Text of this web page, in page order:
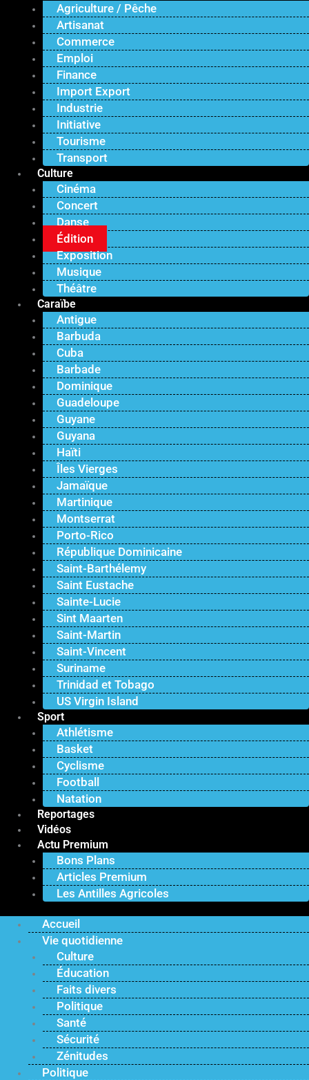
Agriculture / Pêche
Artisanat
Commerce
Emploi
Finance
Import Export
Industrie
Initiative
Tourisme
Transport
Culture
Cinéma
Concert
Danse
Édition
Exposition
Musique
Théâtre
Caraïbe
Antigue
Barbuda
Cuba
Barbade
Dominique
Guadeloupe
Guyane
Guyana
Haïti
Îles Vierges
Jamaïque
Martinique
Montserrat
Porto-Rico
République Dominicaine
Saint-Barthélemy
Saint Eustache
Sainte-Lucie
Sint Maarten
Saint-Martin
Saint-Vincent
Suriname
Trinidad et Tobago
US Virgin Island
Sport
Athlétisme
Basket
Cyclisme
Football
Natation
Reportages
Vidéos
Actu Premium
Bons Plans
Articles Premium
Les Antilles Agricoles
Accueil
Vie quotidienne
Culture
Éducation
Faits divers
Politique
Santé
Sécurité
Zénitudes
Politique